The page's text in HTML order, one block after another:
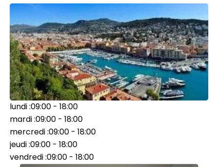
lundi :09:00 - 18:00
mardi :09:00 - 18:00
mercredi :09:00 - 18:00
jeudi :09:00 - 18:00
vendredi :09:00 - 18:00